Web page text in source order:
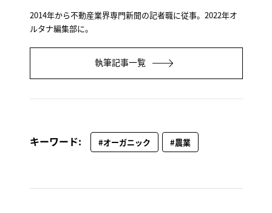
2014年から不動産業界専門新聞の記者職に従事。2022年オ
ルタナ編集部に。
執筆記事一覧
キーワード: #オーガニック #農業